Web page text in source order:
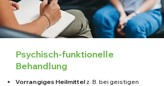
Psychisch-funktionelle
Behandlung
Vorrangiges Heilmittel z. B. bei geistigen